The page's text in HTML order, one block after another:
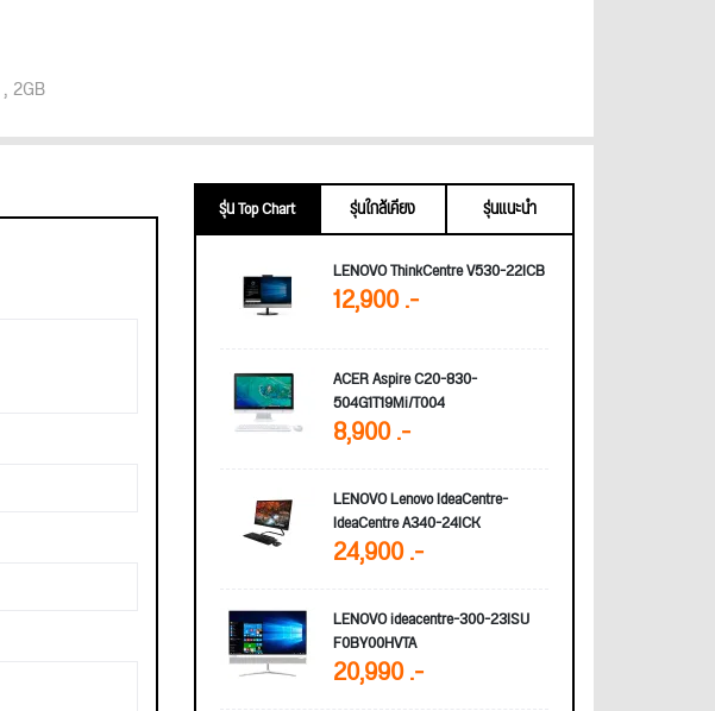
2GB
รุ่น Top Chart รุ่นใกล้เคียง
รุ่นแนะนำ
LENOVO ThinkCentre V530-22ICB
12,900 .-
ACER Aspire C20-830-
504G1T19Mi/T004
8,900 .-
LENOVO Lenovo IdeaCentre-
IdeaCentre A340-24ICK
24,900 .-
LENOVO ideacentre-300-23ISU
F0BY00HVTA
20,990 .-